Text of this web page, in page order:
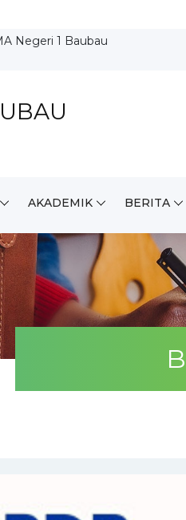
Negeri 1 Baubau
AKADEMIK BERITA